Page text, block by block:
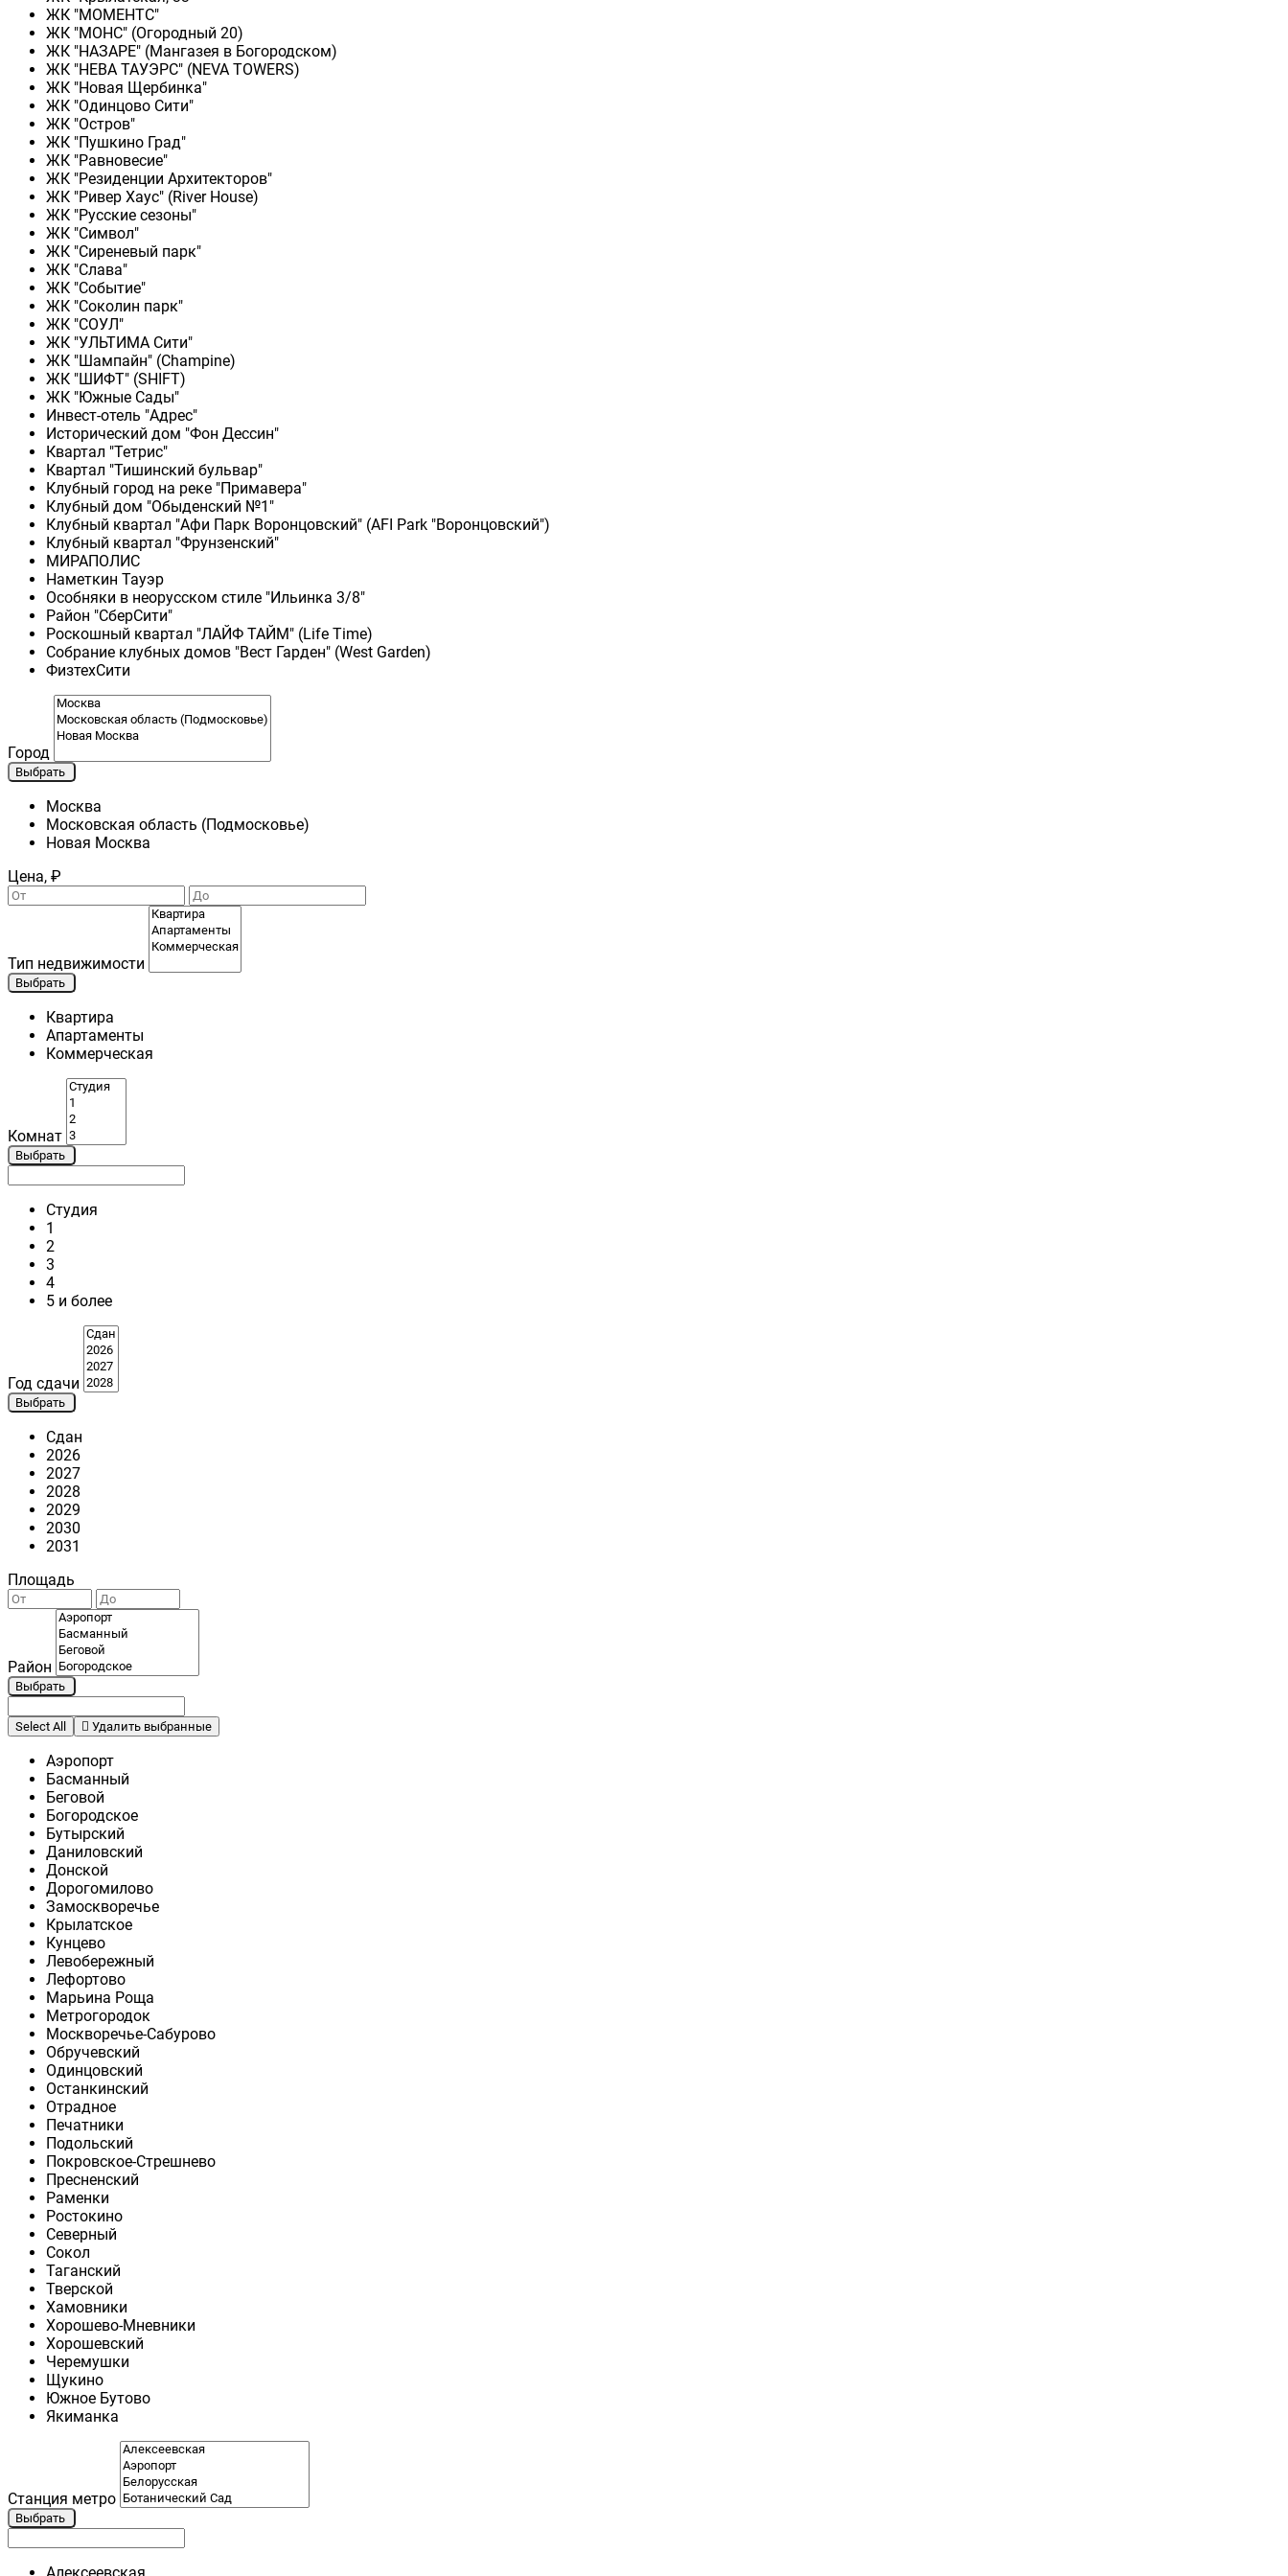
ЖК "МОМЕНТС"
ЖК "МОНС" (Огородный 20)
ЖК "НАЗАРЕ" (Мангазея в Богородском)
ЖК "НЕВА ТАУЭРС" (NEVA TOWERS)
ЖК "Новая Щербинка"
ЖК "Одинцово Сити"
ЖК "Остров"
ЖК "Пушкино Град"
ЖК "Равновесие"
ЖК "Резиденции Архитекторов"
ЖК "Ривер Хаус" (River Нouse)
ЖК "Русские сезоны"
ЖК "Символ"
ЖК "Сиреневый парк"
ЖК "Слава"
ЖК "Событие"
ЖК "Соколин парк"
ЖК "СОУЛ"
ЖК "УЛЬТИМА Сити"
ЖК "Шампайн" (Champine)
ЖК "ШИФТ" (SHIFT)
ЖК "Южные Сады"
Инвест-отель "Адрес"
Исторический дом "Фон Дессин"
Квартал "Тетрис"
Квартал "Тишинский бульвар"
Клубный город на реке "Примавера"
Клубный дом "Обыденский №1"
Клубный квартал "Афи Парк Воронцовский" (AFI Park "Воронцовский")
Клубный квартал "Фрунзенский"
МИРАПОЛИС
Наметкин Тауэр
Особняки в неорусском стиле "Ильинка 3/8"
Район "СберСити"
Роскошный квартал "ЛАЙФ ТАЙМ" (Life Time)
Собрание клубных домов "Вест Гарден" (West Garden)
ФизтехСити
Город
Выбрать
Москва
Московская область (Подмосковье)
Новая Москва
Цена, ₽
Тип недвижимости
Выбрать
Квартира
Апартаменты
Коммерческая
Комнат
Выбрать
Студия
1
2
3
4
5 и более
Год сдачи
Выбрать
Сдан
2026
2027
2028
2029
2030
2031
Площадь
Район
Выбрать
Select All Удалить выбранные
Аэропорт
Басманный
Беговой
Богородское
Бутырский
Даниловский
Донской
Дорогомилово
Замоскворечье
Крылатское
Кунцево
Левобережный
Лефортово
Марьина Роща
Метрогородок
Москворечье-Сабурово
Обручевский
Одинцовский
Останкинский
Отрадное
Печатники
Подольский
Покровское-Стрешнево
Пресненский
Раменки
Ростокино
Северный
Сокол
Таганский
Тверской
Хамовники
Хорошево-Мневники
Хорошевский
Черемушки
Щукино
Южное Бутово
Якиманка
Станция метро
Выбрать